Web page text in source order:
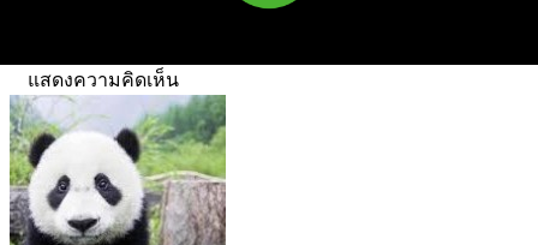
แสดงความคิดเห็น